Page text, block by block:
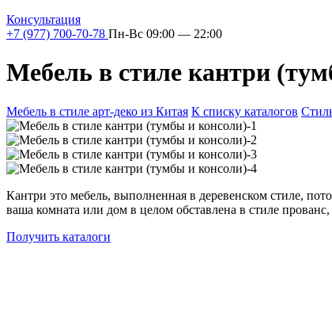
Консультация
+7 (977) 700-70-78 Пн-Вс 09:00 — 22:00
Мебель в стиле кантри
Мебель в стиле арт-деко из Китая К списку каталогов
Кантри это мебель, выполненная в деревенском стиле,
ваша комната или дом в целом обставлена в стиле
Получить каталоги